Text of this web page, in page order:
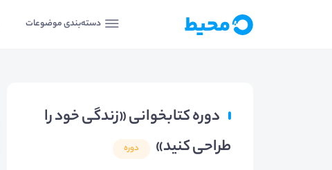
دسته‌بندی موضوعات
دوره کتابخوانی «زندگی خود را
طراحی کنید»
دوره